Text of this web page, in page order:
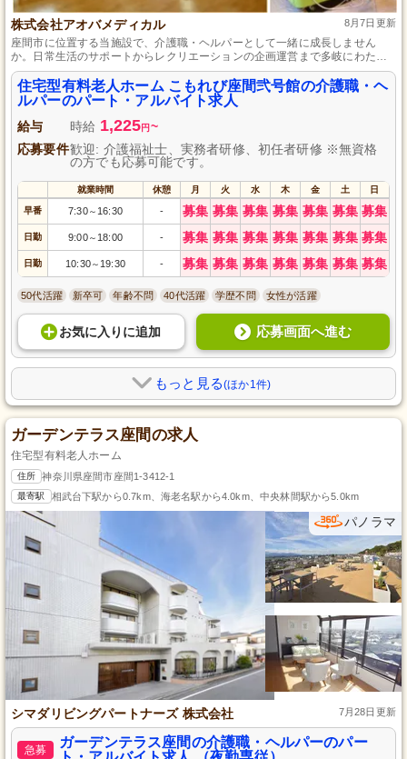
株式会社アオバメディカル 8月7日更新
座間市に位置する当施設で、介護職・ヘルパーとして一緒に成長しません
か。日常生活のサポートからレクリエーションの企画運営まで多岐にわたる
業務を経験でき、活躍できる分野を見つけ出すことができます。勤務日数は
相談に応じ、資格取得の支援も積極的に行っています。夜勤や残業には手当
てがあり、安定した収入を目指せる環境です。
住宅型有料老人ホーム こもれび座間弐号館の介護職・ヘ
ルパーのパート・アルバイト求人
給与 時給 1,225円 ~
応募要件歓迎: 介護福祉士、実務者研修、初任者研修 ※無資格
の方でも応募可能です。
就業時間 休憩 月 火 水 木 金 土 日
早番 7:30～ 16:30 - 募集 募集 募集 募集 募集 募集 募集
日勤 9:00～ 18:00 - 募集 募集 募集 募集 募集 募集 募集
日勤 10:30～ 19:30 - 募集 募集 募集 募集 募集 募集 募集
50代活躍 新卒可 年齢不問 40代活躍 学歴不問 女性が活躍
お気に入り に追加 応募画面へ進む
もっと見る(ほか1件)
ガーデンテラス座間の求人
住宅型有料老人ホーム
住所 神奈川県座間市座間1-3412-1
最寄駅 相武台下駅から0.7km、海老名駅から4.0km、中央林間駅から5.0km
パノラマ
シマダリビングパートナーズ 株式会社 7月28日更新
急募
ガーデンテラス座間の介護職・ヘルパーのパー